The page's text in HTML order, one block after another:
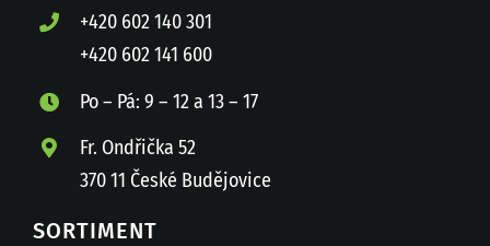
+420 602 140 301
+420 602 141 600
Po – Pá: 9 – 12 a 13 – 17
Fr. Ondřička 52
370 11 České Budějovice
SORTIMENT